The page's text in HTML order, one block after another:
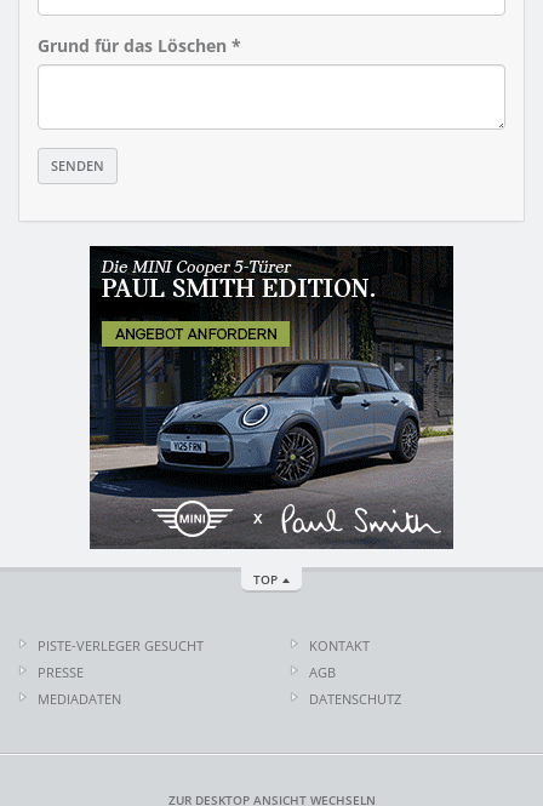
Grund für das Löschen *
TOP
PISTE-VERLEGER GESUCHT
PRESSE
MEDIADATEN
KONTAKT
AGB
DATENSCHUTZ
ZUR DESKTOP ANSICHT WECHSELN